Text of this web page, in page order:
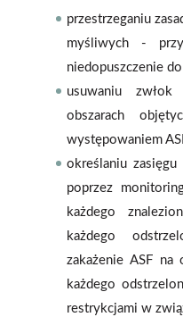
przestrzeganiu
myśliwych -
niedopuszczenie
usuwaniu
obszarach
występowaniem
określaniu
poprzez
każdego
każdego
zakażenie ASF na
każdego
restrykcjami w